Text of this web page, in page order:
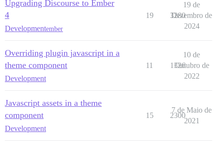
Upgrading Discourse to Ember
4
Developmentember
19 3280
19 de
Dezembro de
2024
Overriding plugin javascript in a
theme component
Development
11 1326
10 de
Outubro de
2022
Javascript assets in a theme
component
Development
15 2300
7 de Maio de
2021